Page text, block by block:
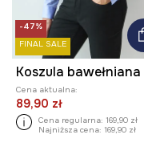
-47%
FINAL SALE
Cena aktualna:
89,90 zł
Cena regularna: 169,90 zł
Najniższa cena: 169,90 zł